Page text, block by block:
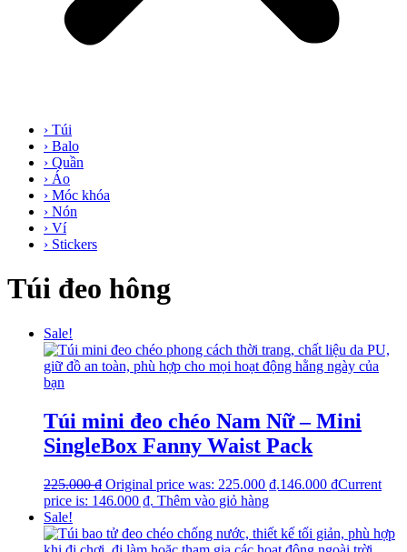
› Túi
› Balo
› Quần
› Áo
› Móc khóa
› Nón
› Ví
› Stickers
Túi đeo hông
Sale!
Túi mini đeo chéo Nam Nữ – Mini
SingleBox Fanny Waist Pack
225.000₫ Original price was: 225.000 ₫.146.000 ₫Current
price is: 146.000 ₫. Thêm vào giỏ hàng
Sale!